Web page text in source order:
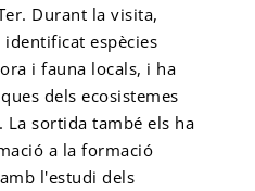
Durant la visita,
espècies
i fauna locals, i ha
dels ecosistemes
sortida també els ha
a la formació
l'estudi dels